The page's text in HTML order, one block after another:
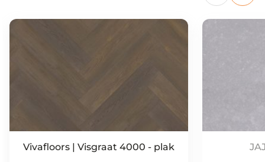
Vivafloors | Visgraat 4000 - plak